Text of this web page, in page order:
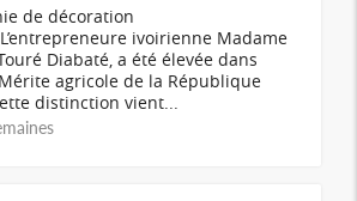
de décoration
ivoirienne Madame
Diabaté, a été élevée dans
agricole de la République
distinction vient...